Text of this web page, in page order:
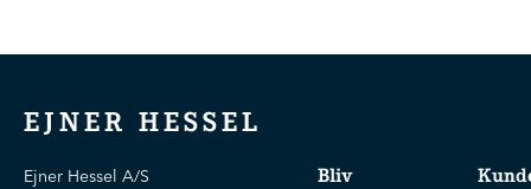
EJNER HESSEL
Ejner Hessel A/S
Bliv